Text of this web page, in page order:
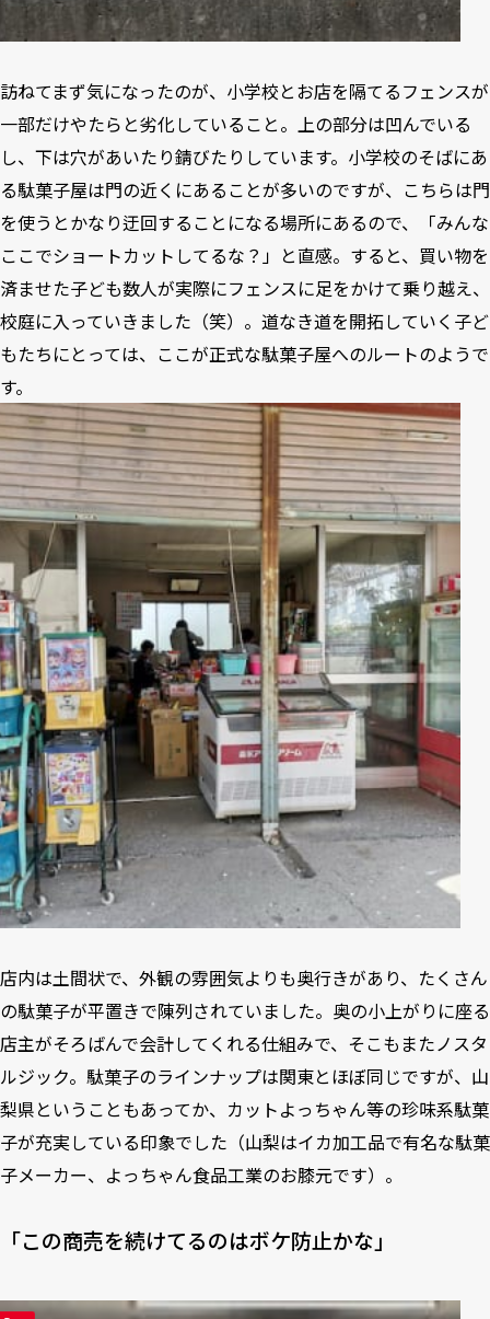
訪ねてまず気になったのが、小学校とお店を隔てるフェンスが
一部だけやたらと劣化していること。上の部分は凹んでいる
し、下は穴があいたり錆びたりしています。小学校のそばにあ
る駄菓子屋は門の近くにあることが多いのですが、こちらは門
を使うとかなり迂回することになる場所にあるので、「みんな
ここでショートカットしてるな？」と直感。すると、買い物を
済ませた子ども数人が実際にフェンスに足をかけて乗り越え、
校庭に入っていきました（笑）。道なき道を開拓していく子ど
もたちにとっては、ここが正式な駄菓子屋へのルートのようで
す。
店内は土間状で、外観の雰囲気よりも奥行きがあり、たくさん
の駄菓子が平置きで陳列されていました。奥の小上がりに座る
店主がそろばんで会計してくれる仕組みで、そこもまたノスタ
ルジック。駄菓子のラインナップは関東とほぼ同じですが、山
梨県ということもあってか、カットよっちゃん等の珍味系駄菓
子が充実している印象でした（山梨はイカ加工品で有名な駄菓
子メーカー、よっちゃん食品工業のお膝元です）。
「この商売を続けてるのはボケ防止かな」